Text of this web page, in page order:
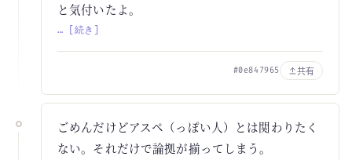
と気付いたよ。
… [続き]
#0e847965 共有
ごめんだけどアスペ（っぽい人）とは関わりたく
ない。それだけで論拠が揃ってしまう。